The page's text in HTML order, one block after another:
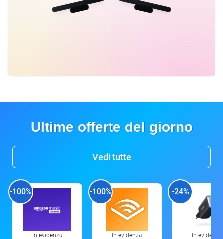
Ultime offerte del giorno
Vedi tutte
-100%
In evidenza
-100%
In evidenza
-24%
In evidenza